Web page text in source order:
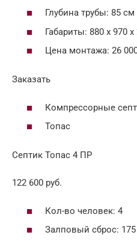
Глубина трубы: 85 см
Габариты: 880 х 970
Цена монтажа: 26
Заказать
Компрессорные
Топас
Септик Топас 4 ПР
122 600 руб.
Кол-во человек: 4
Залповый сброс: